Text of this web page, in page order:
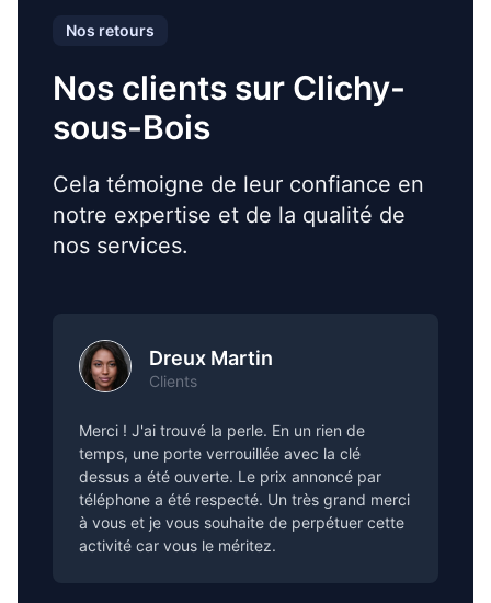
Nos retours
Nos clients sur Clichy-
sous-Bois
Cela témoigne de leur confiance en
notre expertise et de la qualité de
nos services.
Dreux Martin
Clients
Merci ! J'ai trouvé la perle. En un rien de
temps, une porte verrouillée avec la clé
dessus a été ouverte. Le prix annoncé par
téléphone a été respecté. Un très grand merci
à vous et je vous souhaite de perpétuer cette
activité car vous le méritez.